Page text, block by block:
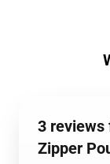
3 reviews
Zipper